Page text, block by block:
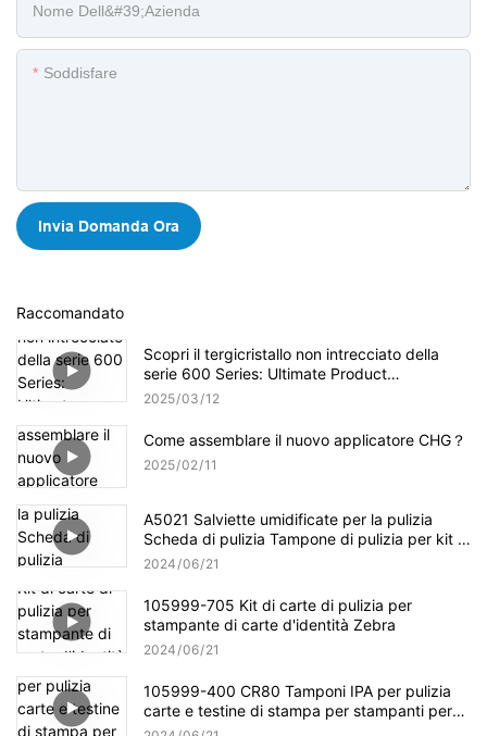
Nome Dell&#39;azienda
Soddisfare
Invia Domanda Ora
Raccomandato
Scopri il tergicristallo non intrecciato della
serie 600 Series: Ultimate Product
Panoramica
2025 03 12
Come assemblare il nuovo applicatore CHG？
2025 02 11
A5021 Salviette umidificate per la pulizia
Scheda di pulizia Tampone di pulizia per kit di
pulizia Evolis
2024 06 21
105999-705 Kit di carte di pulizia per
stampante di carte d'identità Zebra
2024 06 21
105999-400 CR80 Tamponi IPA per pulizia
carte e testine di stampa per stampanti per
carte Zebra P100i